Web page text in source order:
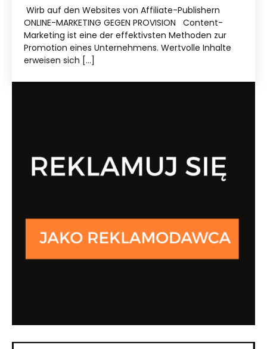
Wirb auf den Websites von Affiliate-Publishern
ONLINE-MARKETING GEGEN PROVISION Content-
Marketing ist eine der effektivsten Methoden zur
Promotion eines Unternehmens. Wertvolle Inhalte
erweisen sich […]